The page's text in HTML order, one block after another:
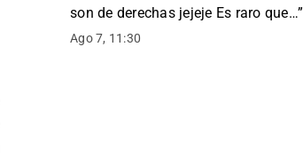
son de derechas jejeje Es raro que…”
Ago 7, 11:30